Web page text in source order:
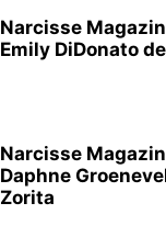
Narcisse
Emily DiDonato
Narcisse
Daphne
Zorita